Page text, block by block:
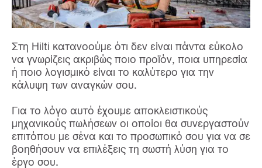
Στη Hilti κατανοούμε ότι δεν είναι πάντα εύκολο
να γνωρίζεις ακριβώς ποιο προϊόν, ποια υπηρεσία
ή ποιο λογισμικό είναι το καλύτερο για την
κάλυψη των αναγκών σου.
Για το λόγο αυτό έχουμε αποκλειστικούς
μηχανικούς πωλήσεων οι οποίοι θα συνεργαστούν
επιτόπου με σένα και το προσωπικό σου για να σε
βοηθήσουν να επιλέξεις τη σωστή λύση για το
έργο σου.